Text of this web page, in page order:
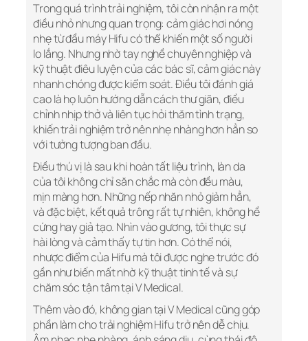
Trong quá trình trải nghiệm, tôi còn nhận ra một
điều nhỏ nhưng quan trọng: cảm giác hơi nóng
nhẹ từ đầu máy Hifu có thể khiến một số người
lo lắng. Nhưng nhờ tay nghề chuyên nghiệp và
kỹ thuật điêu luyện của các bác sĩ, cảm giác này
nhanh chóng được kiểm soát. Điều tôi đánh giá
cao là họ luôn hướng dẫn cách thư giãn, điều
chỉnh nhịp thở và liên tục hỏi thăm tình trạng,
khiến trải nghiệm trở nên nhẹ nhàng hơn hẳn so
với tưởng tượng ban đầu.
Điều thú vị là sau khi hoàn tất liệu trình, làn da
của tôi không chỉ săn chắc mà còn đều màu,
mịn màng hơn. Những nếp nhăn nhỏ giảm hẳn,
và đặc biệt, kết quả trông rất tự nhiên, không hề
cứng hay giả tạo. Nhìn vào gương, tôi thực sự
hài lòng và cảm thấy tự tin hơn. Có thể nói,
nhược điểm của Hifu mà tôi được nghe trước đó
gần như biến mất nhờ kỹ thuật tinh tế và sự
chăm sóc tận tâm tại V Medical.
Thêm vào đó, không gian tại V Medical cũng góp
phần làm cho trải nghiệm Hifu trở nên dễ chịu.